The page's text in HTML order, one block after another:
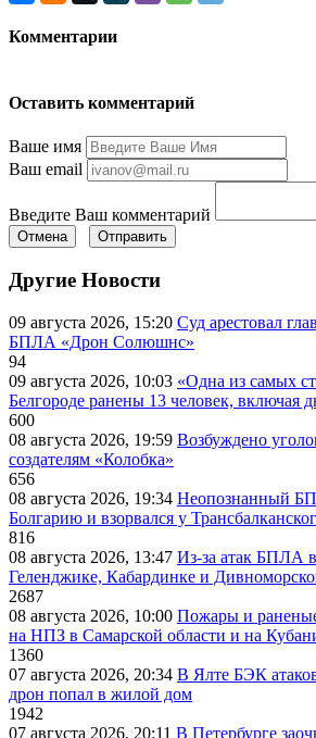
Комментарии
Оставить комментарий
Ваше имя
Ваш email
Введите Ваш комментарий
Отмена Отправить
Другие Новости
09 августа 2026, 15:20 Суд арестовал
БПЛА «Дрон Солюшнс»
94
09 августа 2026, 10:03 «Одна из самых
Белгороде ранены 13 человек, включая
600
08 августа 2026, 19:59 Возбуждено
создателям «Колобка»
656
08 августа 2026, 19:34 Неопознанный
Болгарию и взорвался у
816
08 августа 2026, 13:47 Из-за атак БПЛА
Геленджике, Кабардинке и
2687
08 августа 2026, 10:00 Пожары и
на НПЗ в Самарской области и на
1360
07 августа 2026, 20:34 В Ялте БЭК
дрон попал в жилой дом
1942
07 августа 2026, 20:11 В Петербурге